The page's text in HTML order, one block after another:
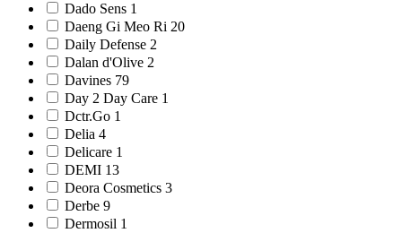
Dado Sens 1
Daeng Gi Meo Ri 20
Daily Defense 2
Dalan d'Olive 2
Davines 79
Day 2 Day Care 1
Dctr.Go 1
Delia 4
Delicare 1
DEMI 13
Deora Cosmetics 3
Derbe 9
Dermosil 1